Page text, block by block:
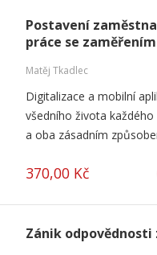
Postavení
práce se
Matěj Tkadlec
Digitalizace a mobilní
všedního života
a oba zásadním
370,00 Kč
Zánik